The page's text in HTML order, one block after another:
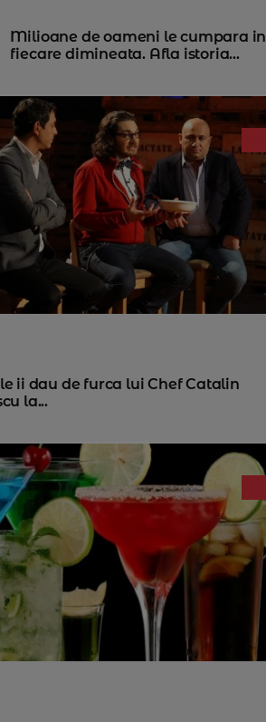
Milioane de oameni le cumpara in
fiecare dimineata. Afla istoria...
ii dau de furca lui Chef Catalin
la...